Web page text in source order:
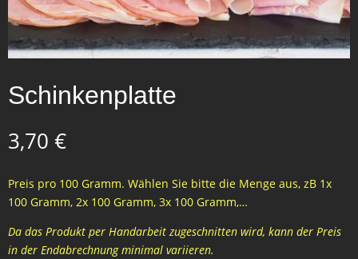
Schinkenplatte
3,70 €
Preis pro 100 Gramm. Wählen Sie bitte die Menge aus, zB 1x
100 Gramm, 2x 100 Gramm, 3x 100 Gramm,…
Da das Produkt per Handarbeit zugeschnitten wird, kann der Preis
in der Endabrechnung minimal variieren.